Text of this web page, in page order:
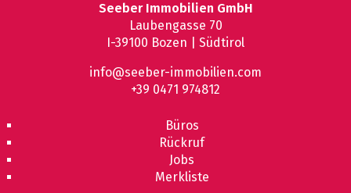
Seeber Immobilien GmbH
Laubengasse 70
I-39100 Bozen | Südtirol
info@seeber-immobilien.com
+39 0471 974812
Büros
Rückruf
Jobs
Merkliste